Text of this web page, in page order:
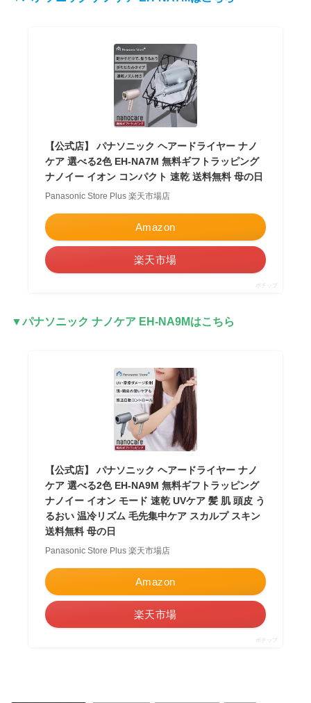
【公式店】 パナソニック ヘアードライヤー ナノ
ケア 選べる2色 EH-NA7M 無料ギフトラッピング
ナノイー イオン コンパクト 速乾 送料無料 母の日
Panasonic Store Plus 楽天市場店
Amazon
楽天市場
ポチップ
▼パナソニック ナノケア EH-NA9Mはこちら
【公式店】 パナソニック ヘアードライヤー ナノ
ケア 選べる2色 EH-NA9M 無料ギフトラッピング
ナノイー イオン モード 速乾 UVケア 髪 肌 頭皮 う
るおい 温冷リズム 毛先集中ケア スカルプ スキン
送料無料 母の日
Panasonic Store Plus 楽天市場店
Amazon
楽天市場
ポチップ